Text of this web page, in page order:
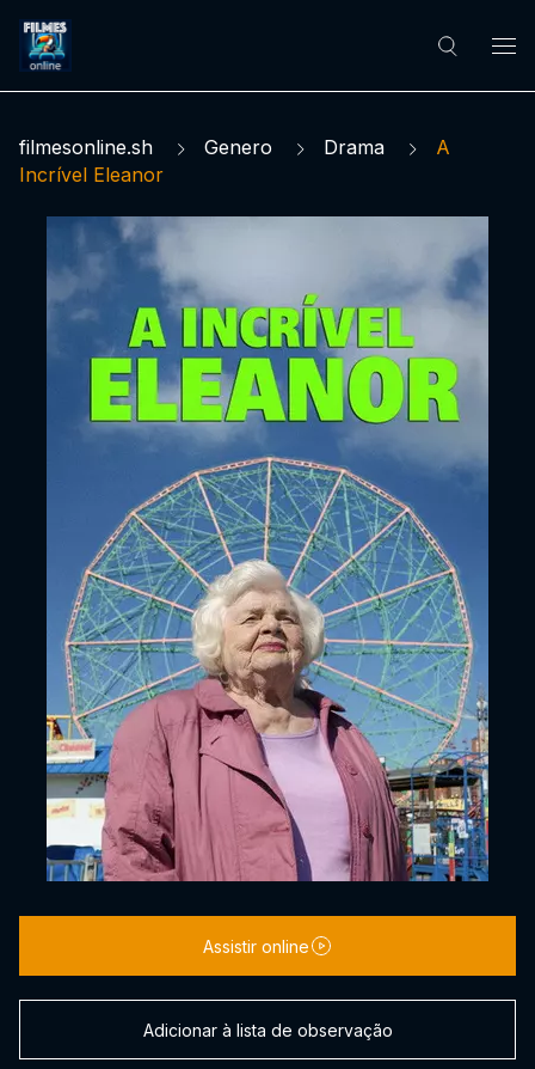
filmesonline.sh Genero Drama
A
Incrível Eleanor
Assistir online
Adicionar à lista de observação